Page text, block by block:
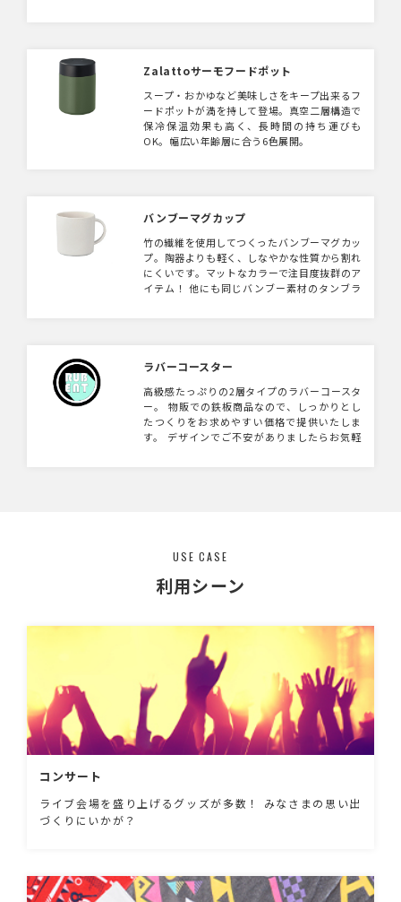
Zalattoサーモフードポット
スープ・おかゆなど美味しさをキープ出来るフ
ードポットが満を持して登場。真空二層構造で
保冷保温効果も高く、長時間の持ち運びも
OK。幅広い年齢層に合う6色展開。
バンブーマグカップ
竹の繊維を使用してつくったバンブーマグカッ
プ。陶器よりも軽く、しなやかな性質から割れ
にくいです。マットなカラーで注目度抜群のア
イテム！ 他にも同じバンブー素材のタンブラ
ラバーコースター
高級感たっぷりの2層タイプのラバーコースタ
ー。 物販での鉄板商品なので、しっかりとし
たつくりをお求めやすい価格で提供いたしま
す。 デザインでご不安がありましたらお気軽
USE CASE
利用シーン
コンサート
ライブ会場を盛り上げるグッズが多数！ みなさまの思い出
づくりにいかが？